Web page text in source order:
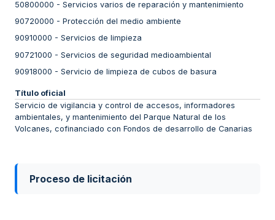
50800000 - Servicios varios de reparación y mantenimiento
90720000 - Protección del medio ambiente
90910000 - Servicios de limpieza
90721000 - Servicios de seguridad medioambiental
90918000 - Servicio de limpieza de cubos de basura
Título oficial
Servicio de vigilancia y control de accesos, informadores
ambientales, y mantenimiento del Parque Natural de los
Volcanes, cofinanciado con Fondos de desarrollo de Canarias
Proceso de licitación